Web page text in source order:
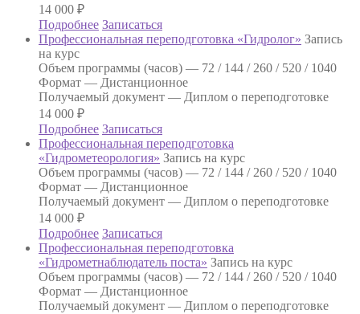
14 000 ₽
Подробнее Записаться
Профессиональная переподготовка «Гидролог» Запись
на курс
Объем программы (часов) — 72 / 144 / 260 / 520 / 1040
Формат — Дистанционное
Получаемый документ — Диплом о переподготовке
14 000 ₽
Подробнее Записаться
Профессиональная переподготовка
«Гидрометеорология» Запись на курс
Объем программы (часов) — 72 / 144 / 260 / 520 / 1040
Формат — Дистанционное
Получаемый документ — Диплом о переподготовке
14 000 ₽
Подробнее Записаться
Профессиональная переподготовка
«Гидрометнаблюдатель поста» Запись на курс
Объем программы (часов) — 72 / 144 / 260 / 520 / 1040
Формат — Дистанционное
Получаемый документ — Диплом о переподготовке